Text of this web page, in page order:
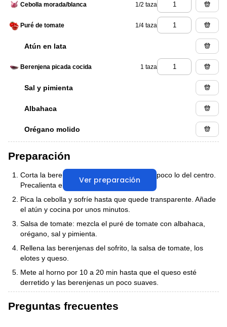
Cebolla morada/blanca 1/2 taza
Puré de tomate 1/4 taza
Atún en lata
Berenjena picada cocida 1 taza
Sal y pimienta
Albahaca
Orégano molido
Ver preparación
Preparación
Corta la berenjena por la mitad y retira un poco lo del centro.
Precalienta el horno a 180º.
Pica la cebolla y sofríe hasta que quede transparente. Añade
el atún y cocina por unos minutos.
Salsa de tomate: mezcla el puré de tomate con albahaca,
orégano, sal y pimienta.
Rellena las berenjenas del sofrito, la salsa de tomate, los
elotes y queso.
Mete al horno por 10 a 20 min hasta que el queso esté
derretido y las berenjenas un poco suaves.
Preguntas frecuentes